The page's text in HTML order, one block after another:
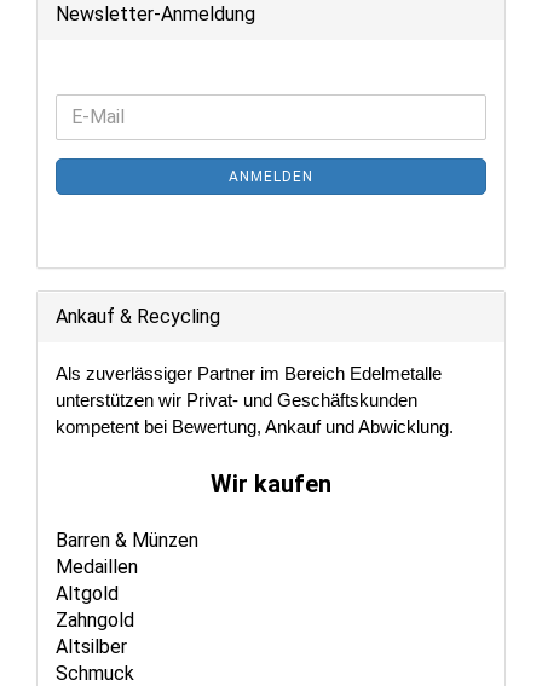
Newsletter-Anmeldung
WEITER
NEWSLETTER-
ANMELDUNG
E-
Mail
ANMELDEN
Ankauf & Recycling
Als zuverlässiger Partner im Bereich Edelmetalle
unterstützen wir Privat- und Geschäftskunden
kompetent bei Bewertung, Ankauf und Abwicklung.
Wir kaufen
Barren & Münzen
Medaillen
Altgold
Zahngold
Altsilber
Schmuck